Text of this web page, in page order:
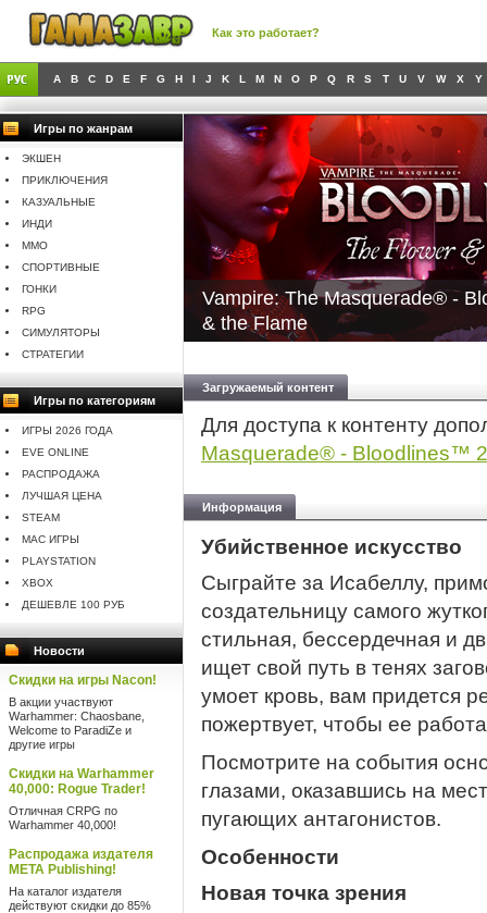
Как это работает?
A B C D E F G H I J K L M N O P Q R S T U V W X Y
Игры по жанрам
ЭКШЕН
ПРИКЛЮЧЕНИЯ
КАЗУАЛЬНЫЕ
ИНДИ
MMO
СПОРТИВНЫЕ
ГОНКИ
RPG
СИМУЛЯТОРЫ
СТРАТЕГИИ
Игры по категориям
ИГРЫ 2026 ГОДА
EVE ONLINE
РАСПРОДАЖА
ЛУЧШАЯ ЦЕНА
STEAM
MAC ИГРЫ
PLAYSTATION
XBOX
ДЕШЕВЛЕ 100 РУБ
Новости
Скидки на игры Nacon!
В акции участвуют
Warhammer: Chaosbane,
Welcome to ParadiZe и
другие игры
Скидки на Warhammer
40,000: Rogue Trader!
Отличная CRPG по
Warhammer 40,000!
Распродажа издателя
META Publishing!
На каталог издателя
действуют скидки до 85%
Vampire: The Masquerade® -
& the Flame
Загружаемый контент
Для доступа к контенту
Masquerade® - Bloodlines™ 2
Информация
Убийственное искусство
Сыграйте за Исабеллу,
создательницу самого
стильная, бессердечная и
ищет свой путь в тенях
умоет кровь, вам придется
пожертвует, чтобы ее
Посмотрите на события
глазами, оказавшись на
пугающих антагонистов.
Особенности
Новая точка зрения